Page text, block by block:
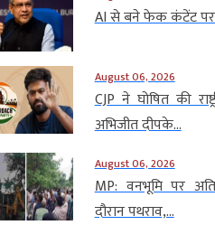
AI से बने फेक कंटेंट पर
August 06, 2026
CJP ने घोषित की
अभिजीत दीपके...
August 06, 2026
MP: वनभूमि पर
दौरान पथराव,...